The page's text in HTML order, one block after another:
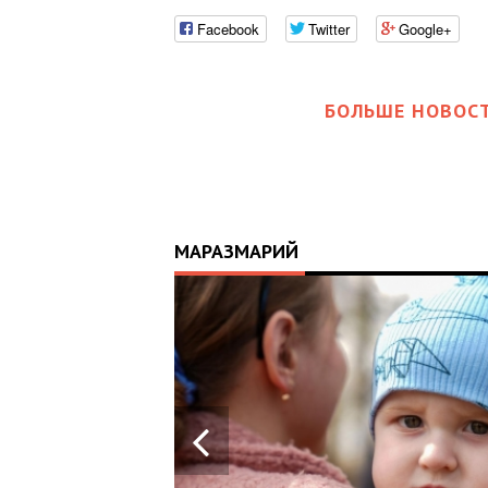
Facebook Twitter Google+
БОЛЬШЕ
МАРАЗМАРИЙ